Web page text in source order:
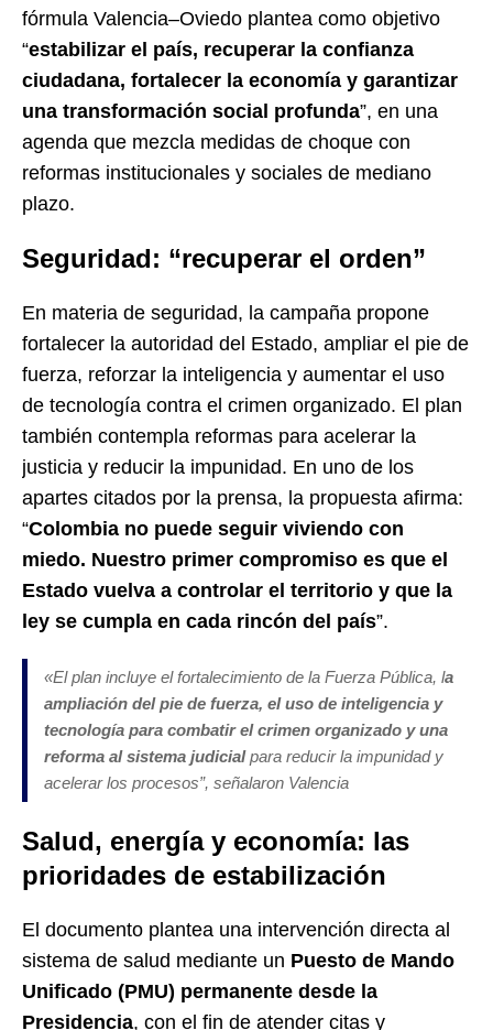
fórmula Valencia–Oviedo plantea como objetivo
“estabilizar el país, recuperar la confianza
ciudadana, fortalecer la economía y garantizar
una transformación social profunda”, en una
agenda que mezcla medidas de choque con
reformas institucionales y sociales de mediano
plazo.
Seguridad: “recuperar el orden”
En materia de seguridad, la campaña propone
fortalecer la autoridad del Estado, ampliar el pie de
fuerza, reforzar la inteligencia y aumentar el uso
de tecnología contra el crimen organizado. El plan
también contempla reformas para acelerar la
justicia y reducir la impunidad. En uno de los
apartes citados por la prensa, la propuesta afirma:
“Colombia no puede seguir viviendo con
miedo. Nuestro primer compromiso es que el
Estado vuelva a controlar el territorio y que la
ley se cumpla en cada rincón del país”.
«El plan incluye el fortalecimiento de la Fuerza Pública, la
ampliación del pie de fuerza, el uso de inteligencia y
tecnología para combatir el crimen organizado y una
reforma al sistema judicialpara reducir la impunidad y
acelerar los procesos”, señalaron Valencia
Salud, energía y economía: las
prioridades de estabilización
El documento plantea una intervención directa al
sistema de salud mediante un Puesto de Mando
Unificado (PMU) permanente desde la
Presidencia, con el fin de atender citas y